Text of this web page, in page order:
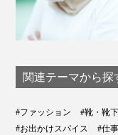
関連テーマから探
#ファッション #靴・靴下
#お出かけスパイス
#仕